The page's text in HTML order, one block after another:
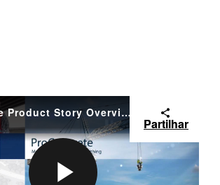
ProConcrete Product Story Overview
Partilhar